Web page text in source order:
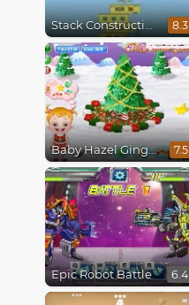
Stack Construction 8.3
Baby Hazel Gingerbread House 7.5
Epic Robot Battle 6.4